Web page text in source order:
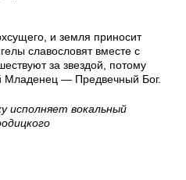
и земля приносит
славословят вместе с
за звездой, потому
Младенец — Предвечный Бог.
исполняет вокальный